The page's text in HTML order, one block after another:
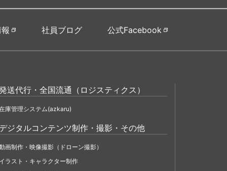
社員ブログ 公式Facebook
送代行・全国流通（ロジスティクス）
庫管理システム(azkaru)
ジタルコンテンツ制作・撮影・その他
画制作・映像撮影（ドローン撮影）
ラスト・キャラクター制作